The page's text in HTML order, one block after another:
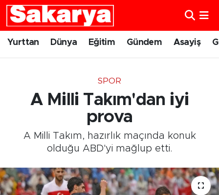
Yurttan Dünya Eğitim Gündem Asayiş
SPOR
A Milli Takım'dan iyi
prova
A Milli Takım, hazırlık maçında konuk
olduğu ABD'yi mağlup etti.
Yurttan
Eskişehirspor
Sağlık
Eskişehir Nöbetçi Eczaneler
Eskişehir Trafik Yoğunluk Haritası
Süper Lig Puan Durumu ve Fikstür
Son Dakika Haberleri